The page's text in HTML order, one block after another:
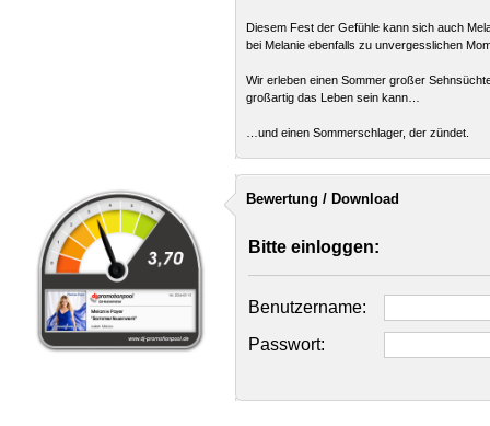
Diesem Fest der Gefühle kann sich auch
bei Melanie ebenfalls zu unvergesslichen
Wir erleben einen Sommer großer
großartig das Leben sein kann…
…und einen Sommerschlager, der zündet.
Bewertung / Download
Bitte einloggen:
Benutzername:
Passwort: